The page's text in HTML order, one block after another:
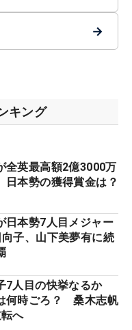
→
キング
全英最高額2億3000万
本勢の獲得賞金は？
日本勢7人目メジャー
子、山下美夢有に続
7人目の快挙なるか
何時ごろ？ 桑木志帆
へ